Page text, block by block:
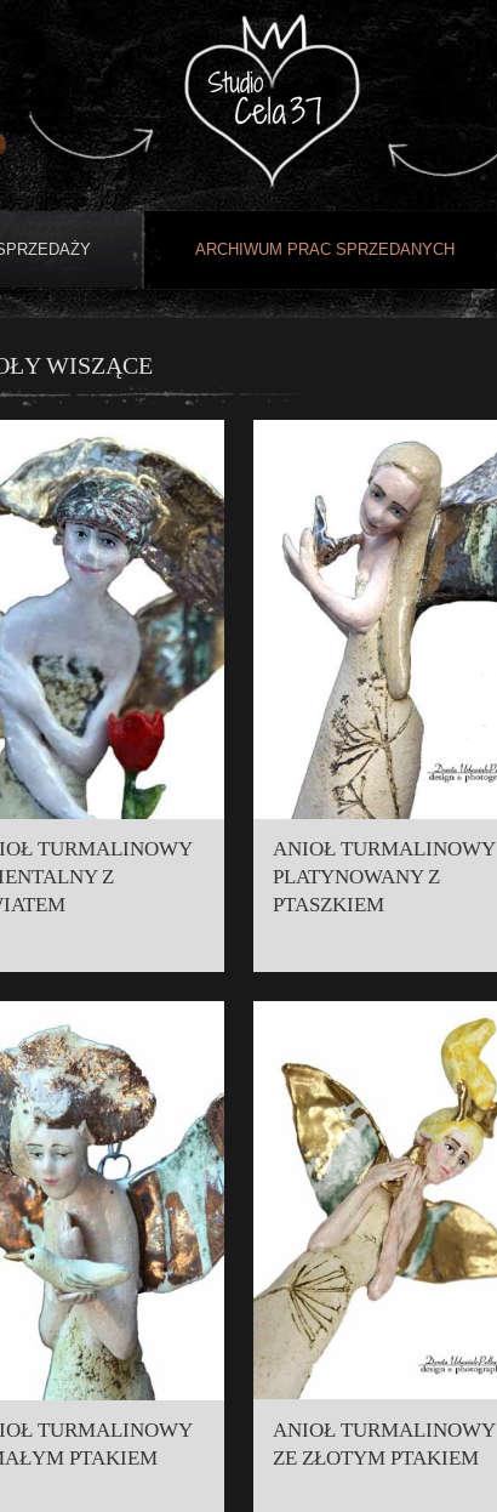
ARCHIWUM PRAC SPRZEDANYCH
WISZĄCE
TURMALINOWY
Z
ANIOŁ TURMALINOWY
PLATYNOWANY Z
PTASZKIEM
TURMALINOWY
PTAKIEM
ANIOŁ TURMALINOWY
ZE ZŁOTYM PTAKIEM